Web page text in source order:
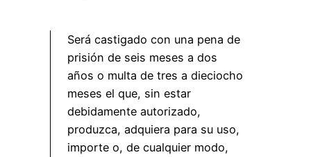
Será castigado con una pena de
prisión de seis meses a dos
años o multa de tres a dieciocho
meses el que, sin estar
debidamente autorizado,
produzca, adquiera para su uso,
importe o, de cualquier modo,